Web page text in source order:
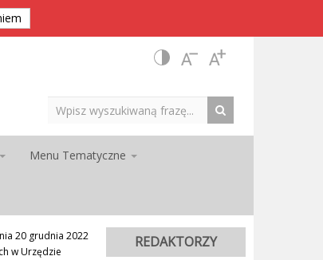
Menu Tematyczne
20 grudnia 2022
w Urzędzie
REDAKTORZY